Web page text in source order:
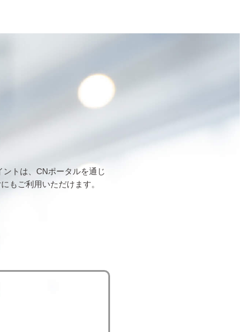
トは、CNポータルを通じ
もご利用いただけます。